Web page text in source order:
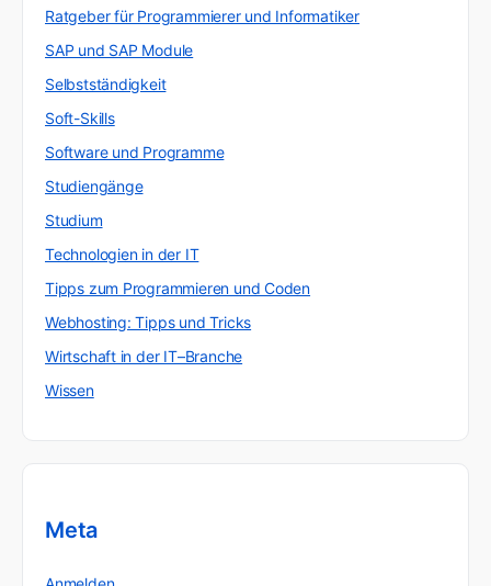
Ratgeber für Programmierer und Informatiker
SAP und SAP Module
Selbstständigkeit
Soft-Skills
Software und Programme
Studiengänge
Studium
Technologien in der IT
Tipps zum Programmieren und Coden
Webhosting: Tipps und Tricks
Wirtschaft in der IT–Branche
Wissen
Meta